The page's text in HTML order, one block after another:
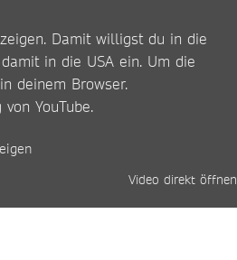
Damit willigst du in die
in die USA ein. Um die
deinem Browser.
YouTube.
Video direkt öffnen